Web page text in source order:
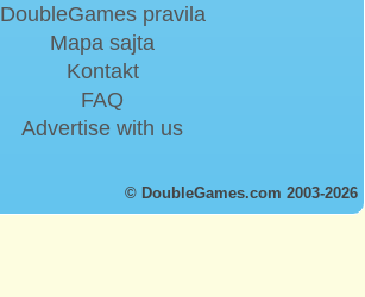
DoubleGames pravila
Mapa sajta
Kontakt
FAQ
Advertise with us
© DoubleGames.com 2003-2026